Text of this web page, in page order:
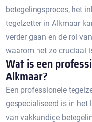
betegelingsproces, het
tegelzetter in Alkmaar
verder gaan en de rol
waarom het zo cruciaal
Wat is een
Alkmaar?​
Een professionele
gespecialiseerd is in het
van vakkundige